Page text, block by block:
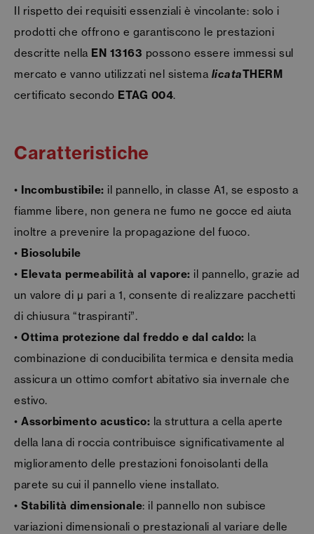
Il rispetto dei requisiti essenziali è vincolante: solo i
prodotti che offrono e garantiscono le prestazioni
descritte nella EN 13163 possono essere immessi sul
mercato e vanno utilizzati nel sistema licataTHERM
certificato secondo ETAG 004.
Caratteristiche
• Incombustibile: il pannello, in classe A1, se esposto a
fiamme libere, non genera ne fumo ne gocce ed aiuta
inoltre a prevenire la propagazione del fuoco.
• Biosolubile
• Elevata permeabilità al vapore: il pannello, grazie ad
un valore di µ pari a 1, consente di realizzare pacchetti
di chiusura “traspiranti”.
• Ottima protezione dal freddo e dal caldo​​​​​​​: la
combinazione di conducibilita termica e densita media
assicura un ottimo comfort abitativo sia invernale che
estivo.
• Assorbimento acustico: la struttura a cella aperte
della lana di roccia contribuisce significativamente al
miglioramento delle prestazioni fonoisolanti della
parete su cui il pannello viene installato.
• Stabilità dimensionale: il pannello non subisce
variazioni dimensionali o prestazionali al variare delle